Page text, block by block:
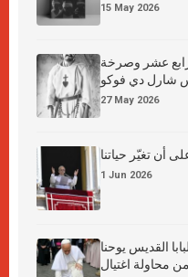
15 May 2026
الرابع عشر وصرخة
شارل دي فوكو
27 May 2026
أن تغيّر حياتنا
1 Jun 2026
القديس يوحنا
محاولة اغتيال